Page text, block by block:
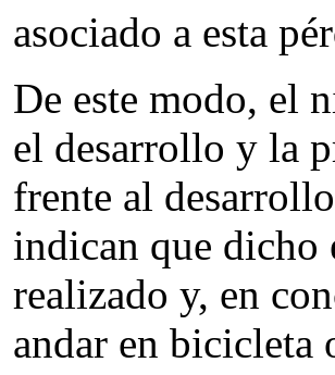
asociado a esta
De este modo, el
el desarrollo y la
frente al
indican que dicho
realizado y, en
andar en bicicleta